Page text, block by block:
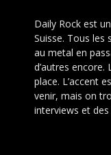
Daily Rock est
Suisse. Tous les
au metal en
d’autres
place. L’accent
venir, mais on
interviews et